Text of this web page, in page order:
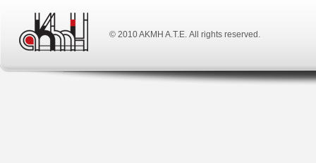
© 2010 ΑΚΜΗ Α.Τ.Ε. All rights reserved.